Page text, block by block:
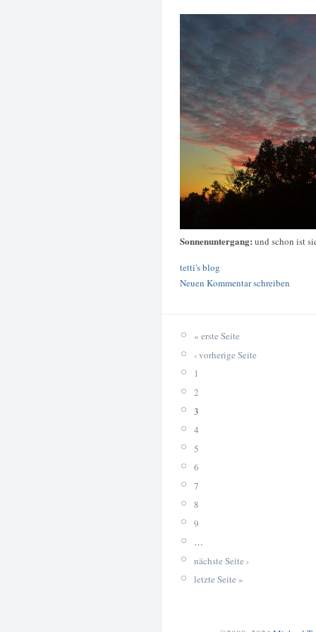
Sonnenuntergang: und schon ist
tetti's blog
Neuen Kommentar schreiben
« erste Seite
‹ vorherige Seite
1
2
3
4
5
6
7
8
9
…
nächste Seite ›
letzte Seite »